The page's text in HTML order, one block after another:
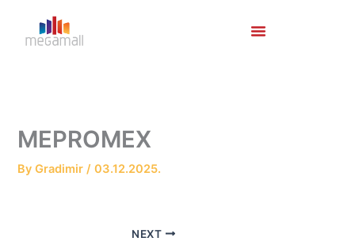
content
MEPROMEX
ByGradimir/03.12.2025.
NEXT